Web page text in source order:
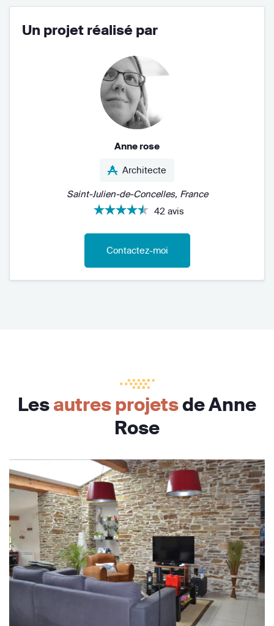
Un projet réalisé par
Anne rose
Architecte
Saint-Julien-de-Concelles, France
42 avis
Contactez-moi
Lesautres projetsde Anne
Rose